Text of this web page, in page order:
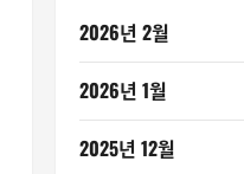
2026년 2월
2026년 1월
2025년 12월